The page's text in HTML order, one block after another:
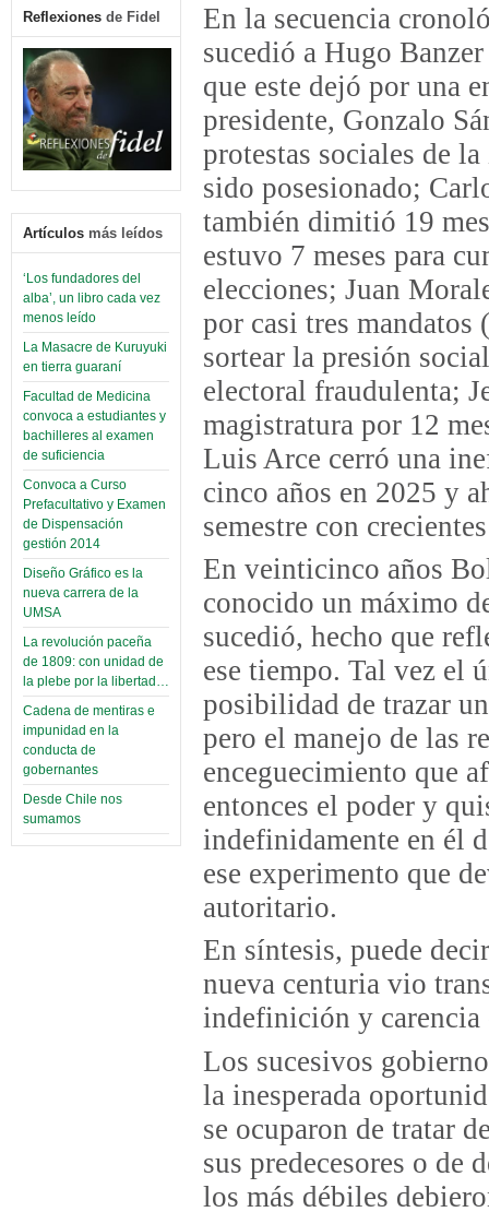
Reflexiones de Fidel
Artículos más leídos
‘Los fundadores del
alba’, un libro cada vez
menos leído
La Masacre de Kuruyuki
en tierra guaraní
Facultad de Medicina
convoca a estudiantes y
bachilleres al examen
de suficiencia
Convoca a Curso
Prefacultativo y Examen
de Dispensación
gestión 2014
Diseño Gráfico es la
nueva carrera de la
UMSA
La revolución paceña
de 1809: con unidad de
la plebe por la libertad…
Cadena de mentiras e
impunidad en la
conducta de
gobernantes
Desde Chile nos
sumamos
En la secuencia
sucedió a Hugo
que este dejó por una
presidente, Gonzalo
protestas sociales de
sido posesionado;
también dimitió 19
estuvo 7 meses para
elecciones; Juan
por casi tres mandatos
sortear la presión
electoral fraudulenta;
magistratura por 12
Luis Arce cerró una
cinco años en 2025 y
semestre con
En veinticinco años
conocido un máximo
sucedió, hecho que
ese tiempo. Tal vez el
posibilidad de trazar
pero el manejo de las
enceguecimiento que
entonces el poder y
indefinidamente en él
ese experimento que
autoritario.
En síntesis, puede
nueva centuria vio
indefinición y carencia
Los sucesivos
la inesperada
se ocuparon de tratar
sus predecesores o de
los más débiles